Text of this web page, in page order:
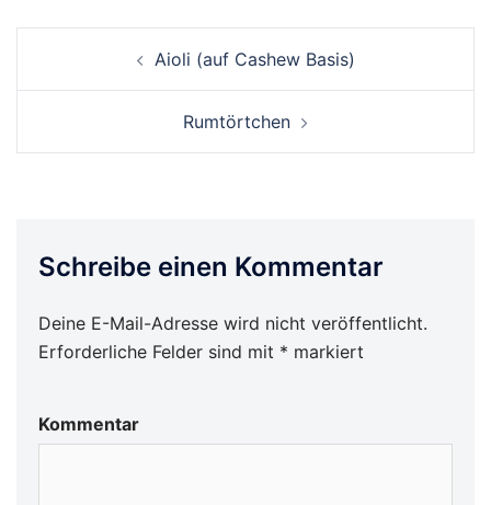
Navigation Aioli (auf Cashew Basis)
Rumtörtchen
Schreibe einen Kommentar
Deine E-Mail-Adresse wird nicht veröffentlicht.
Erforderliche Felder sind mit * markiert
Kommentar